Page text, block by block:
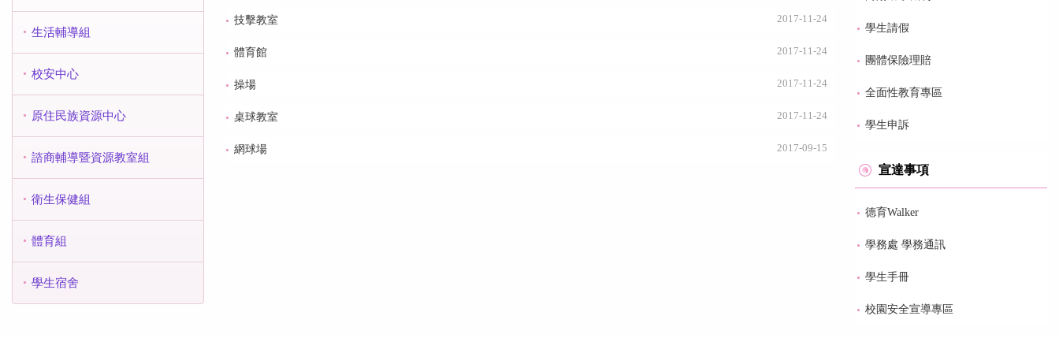
生活輔導組
校安中心
原住民族資源中心
諮商輔導暨資源教室組
衛生保健組
體育組
學生宿舍
技擊教室 2017-11-24
體育館 2017-11-24
操場 2017-11-24
桌球教室 2017-11-24
網球場 2017-09-15
學生請假
團體保險理賠
全面性教育專區
學生申訴
宣達事項
德育Walker
學務處 學務通訊
學生手冊
校園安全宣導專區